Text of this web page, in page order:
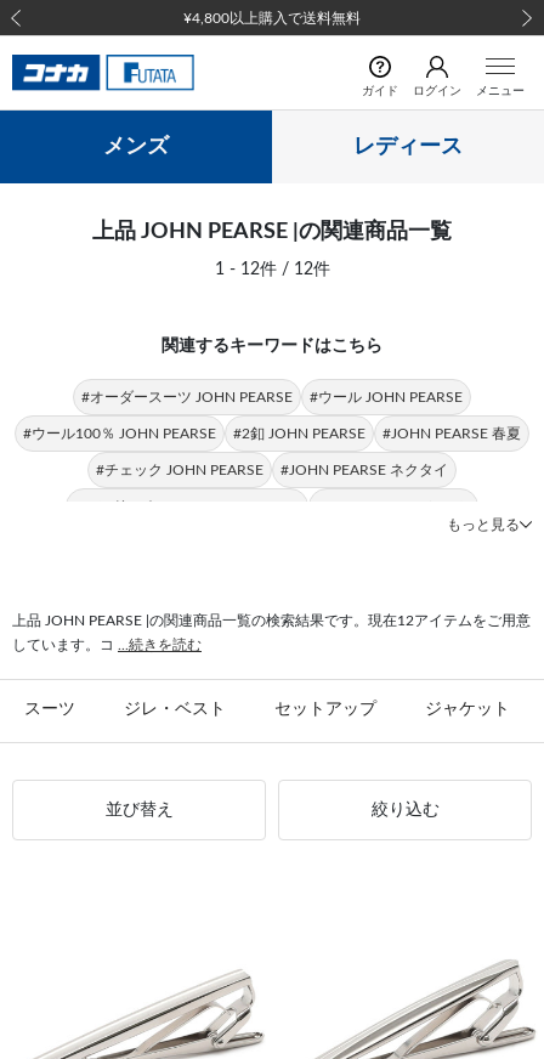
¥4,800以上購入で送料無料
前の画像
ガイド ログイン メニュー
メンズ レディース
上品 JOHN PEARSE |の関連商品一覧
1 - 12件 / 12件
関連するキーワードはこちら
#オーダースーツ JOHN PEARSE #ウール JOHN PEARSE
#ウール100％ JOHN PEARSE #2釦 JOHN PEARSE #JOHN PEARSE 春夏
#チェック JOHN PEARSE #JOHN PEARSE ネクタイ
#ハンドスチーマー JOHN PEARSE
#上品 シンプル #上品 ご家庭で洗濯 #上品 JOHN PEARSE London
#トップス 上品
もっと見る
上品 JOHN PEARSE |の関連商品一覧の検索結果です。現在12アイテムをご用意
しています。コ
...続きを読む
スーツ ジレ・ベスト セットアップ ジャケット
並び替え 絞り込む